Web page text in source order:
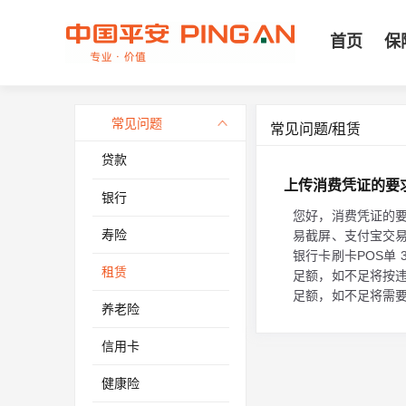
首页 保
常见问题
贷款
银行
寿险
租赁
养老险
信用卡
健康险
常见问题/租赁
上传消费凭证的要
您好，消费凭证的
易截屏、支付宝交
银行卡刷卡POS单
足额，如不足将按
足额，如不足将需